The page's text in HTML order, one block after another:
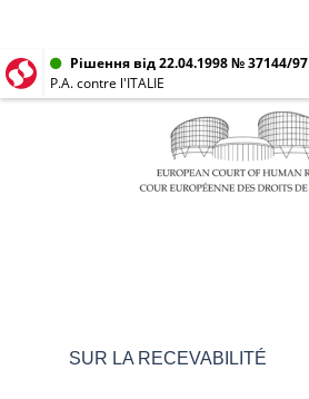
Рішення від 22.04.1998 № 37144/97
P.A. contre l'ITALIE
SUR LA RECEVABILITÉ